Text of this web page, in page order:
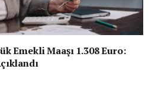
Emekli Maaşı 1.308 Euro: